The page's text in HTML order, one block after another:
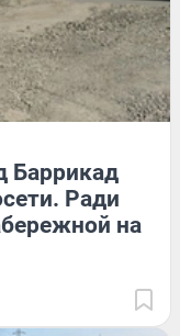
Баррикад
Ради
на